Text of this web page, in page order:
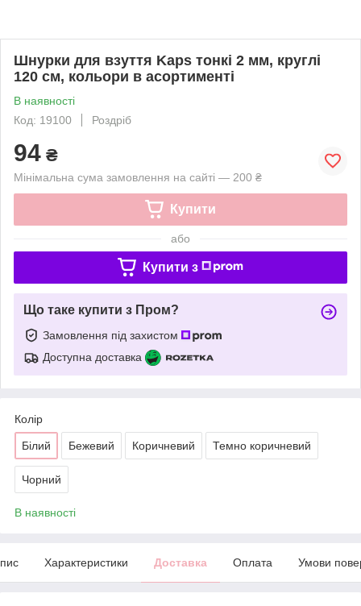
Шнурки для взуття Kaps тонкі 2 мм, круглі
120 см, кольори в асортименті
В наявності
Код: 19100
Роздріб
94 ₴
Мінімальна сума замовлення на сайті — 200 ₴
Купити
або
Купити з
Що таке купити з Пром?
Замовлення під захистом
Доступна доставка
Колір
Білий Бежевий Коричневий Темно коричневий
Чорний
В наявності
Характеристики Доставка Оплата Умови